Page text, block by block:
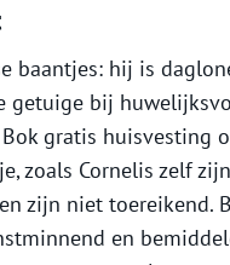
baantjes: hij is
getuige bij
gratis huisvesting
zoals Cornelis zelf
zijn niet toereikend.
en